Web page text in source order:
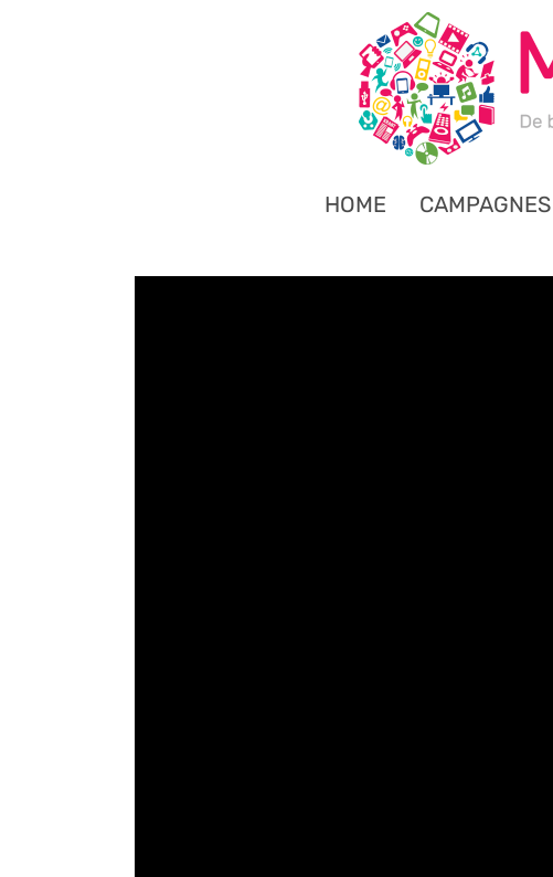
HOME CAMPAGNES